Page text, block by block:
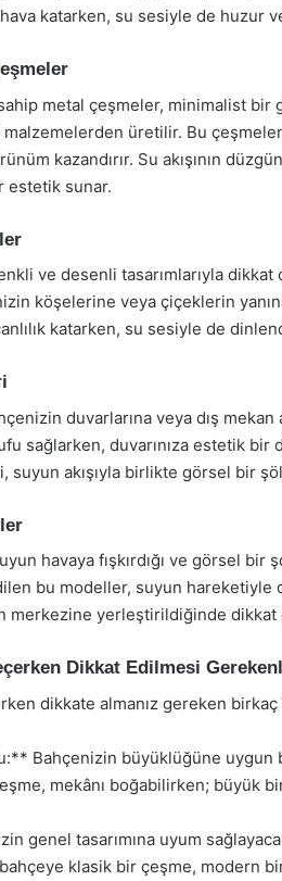
katarken, su sesiyle de huzur
metal çeşmeler, minimalist
üretilir. Bu
kazandırır. Su akışının
estetik sunar.
ve desenli tasarımlarıyla
köşelerine veya çiçeklerin
katarken, su sesiyle de
duvarlarına veya dış
sağlarken, duvarınıza estetik
suyun akışıyla birlikte görsel bir
havaya fışkırdığı ve görsel
bu modeller, suyun hareketiyle
merkezine yerleştirildiğinde dikkat
Dikkat Edilmesi
dikkate almanız gereken
Bahçenizin büyüklüğüne
mekânı boğabilirken; büyük
genel tasarımına uyum
klasik bir çeşme, modern